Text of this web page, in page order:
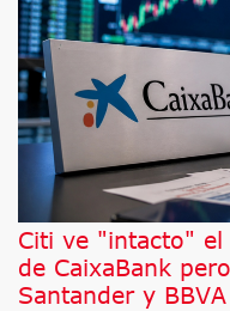
Citi ve "intacto" el
de CaixaBank
Santander y BBVA